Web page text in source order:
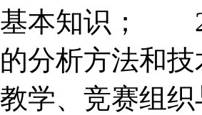
本知识； 2
分析方法和
学、竞赛组